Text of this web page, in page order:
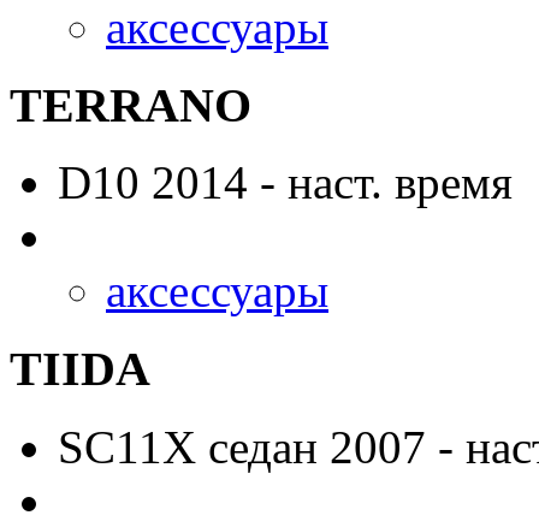
аксессуары
TERRANO
D10 2014 - наст. время
аксессуары
TIIDA
SC11X седан 2007 -